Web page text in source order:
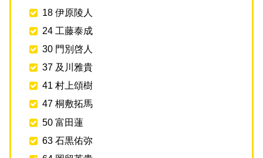
18 伊原陵人
24 工藤泰成
30 門別啓人
37 及川雅貴
41 村上頌樹
47 桐敷拓馬
50 富田蓮
63 石黒佑弥